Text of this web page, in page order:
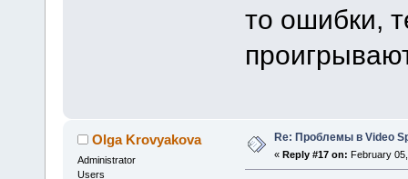
то ошибки,
Olga Krovyakova
Administrator
Users
Re: Проблемы в Video
« Reply #17 on: February